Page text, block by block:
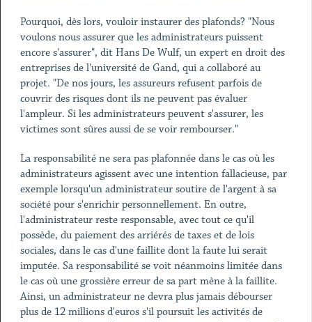
Pourquoi, dès lors, vouloir instaurer des plafonds? "Nous
voulons nous assurer que les administrateurs puissent
encore s'assurer", dit Hans De Wulf, un expert en droit des
entreprises de l'université de Gand, qui a collaboré au
projet. "De nos jours, les assureurs refusent parfois de
couvrir des risques dont ils ne peuvent pas évaluer
l'ampleur. Si les administrateurs peuvent s'assurer, les
victimes sont sûres aussi de se voir rembourser."
La responsabilité ne sera pas plafonnée dans le cas où les
administrateurs agissent avec une intention fallacieuse, par
exemple lorsqu'un administrateur soutire de l'argent à sa
société pour s'enrichir personnellement. En outre,
l'administrateur reste responsable, avec tout ce qu'il
possède, du paiement des arriérés de taxes et de lois
sociales, dans le cas d'une faillite dont la faute lui serait
imputée. Sa responsabilité se voit néanmoins limitée dans
le cas où une grossière erreur de sa part mène à la faillite.
Ainsi, un administrateur ne devra plus jamais débourser
plus de 12 millions d'euros s'il poursuit les activités de